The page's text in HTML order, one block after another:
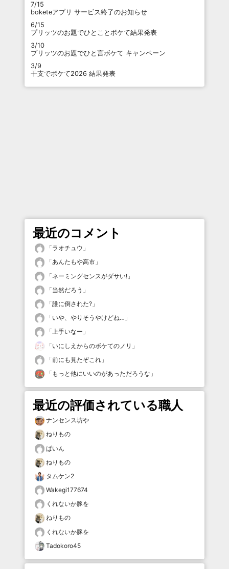
7/15
boketeアプリ サービス終了のお知らせ
6/15
プリッツのお題でひとことボケて結果発表
3/10
プリッツのお題でひと言ボケて キャンペーン
3/9
干支でボケて2026 結果発表
最近のコメント
「ラオチュウ 」
「あんたもや高市 」
「ネーミングセンスがダサい! 」
「当然だろう 」
「誰に倒された? 」
「いや、やりそうやけどね… 」
「上手いなー 」
「いにしえからのボケてのノリ 」
「前にも見たぞこれ 」
「 もっと他にいいのがあっただろうな 」
最近の評価されている職人
ナンセンス坊や
ねりもの
ぱいん
ねりもの
タムケン2
Wakegi177674
くれないか豚を
ねりもの
くれないか豚を
Tadokoro45